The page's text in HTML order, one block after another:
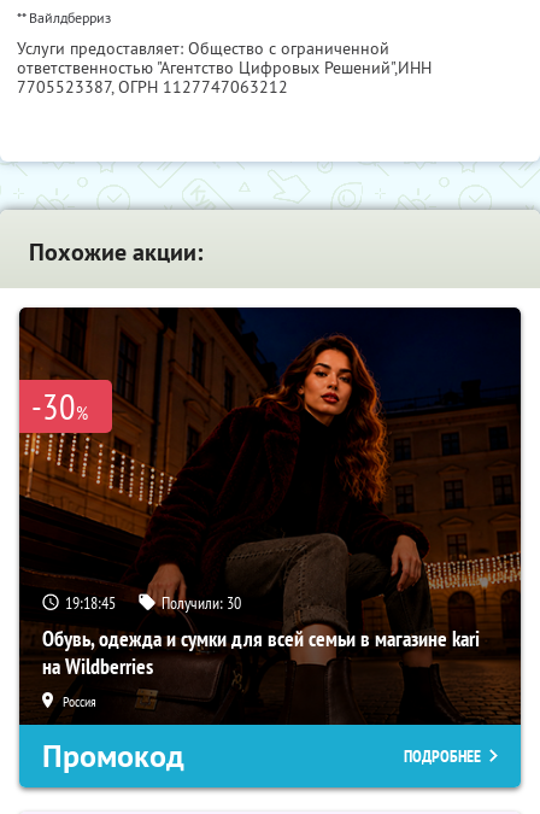
** Вайлдберриз
Услуги предоставляет: Общество с ограниченной
ответственностью "Агентство Цифровых Решений",ИНН
7705523387, ОГРН 1127747063212
Похожие акции:
-30%
19:18:44 Получили: 30
Обувь, одежда и сумки для всей семьи в магазине kari
на Wildberries
Россия
Промокод ПОДРОБНЕЕ